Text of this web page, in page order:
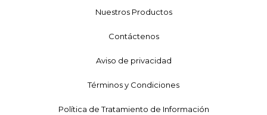
Nuestros Productos
Contáctenos
Aviso de privacidad
Términos y Condiciones
Política de Tratamiento de Información